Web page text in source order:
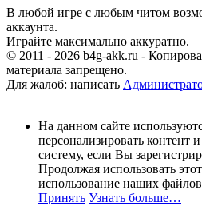
В любой игре с любым читом
аккаунта.
Играйте максимально аккуратно.
© 2011 - 2026 b4g-akk.ru -
материала запрещено.
Для жалоб: написать
На данном сайте
персонализировать контент
систему, если Вы
Продолжая использовать
использование наших
Принять Узнать больше…